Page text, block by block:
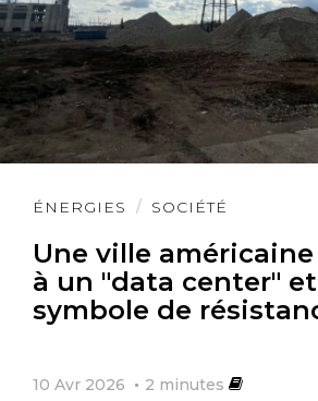
ÉNERGIES SOCIÉTÉ
Une ville
à un "data center"
symbole de
10 Avr 2026 2 minutes
Lire